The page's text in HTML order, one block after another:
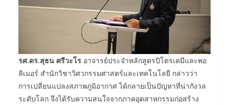
รศ.ดร.สุธน ศรีวะโร อาจารย์ประจำหลักสูตรปิโตรเคมีและพอ
ลิเมอร์ สำนักวิชาวิศวกรรมศาสตร์และเทคโนโลยี กล่าวว่า
การเปลี่ยนแปลงสภาพภูมิอากาศ ได้กลายเป็นปัญหาที่น่ากังวล
ระดับโลก จึงได้รับความสนใจจากภาคอุตสาหกรรมก่อสร้าง